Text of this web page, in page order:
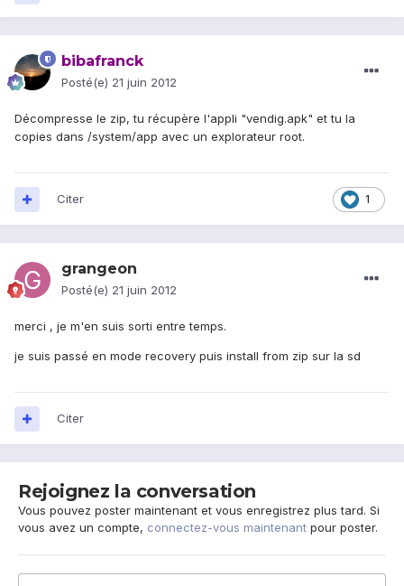
bibafranck
Posté(e) 21 juin 2012
Décompresse le zip, tu récupère l'appli "vendig.apk" et tu la
copies dans /system/app avec un explorateur root.
1
Citer
grangeon
Posté(e) 21 juin 2012
merci , je m'en suis sorti entre temps.
je suis passé en mode recovery puis install from zip sur la sd
Citer
Rejoignez la conversation
Vous pouvez poster maintenant et vous enregistrez plus tard. Si
vous avez un compte, connectez-vous maintenant pour poster.